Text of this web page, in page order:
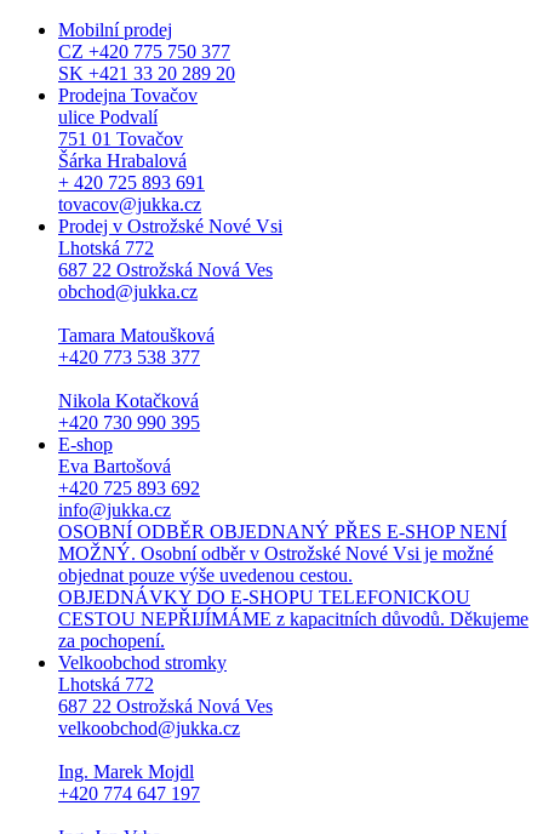
Mobilní prodej
CZ +420 775 750 377
SK +421 33 20 289 20
Prodejna Tovačov
ulice Podvalí
751 01 Tovačov
Šárka Hrabalová
+ 420 725 893 691
tovacov@jukka.cz
Prodej v Ostrožské Nové Vsi
Lhotská 772
687 22 Ostrožská Nová Ves
obchod@jukka.cz
Tamara Matoušková
+420 773 538 377
Nikola Kotačková
+420 730 990 395
E-shop
Eva Bartošová
+420 725 893 692
info@jukka.cz
OSOBNÍ ODBĚR OBJEDNANÝ PŘES E-SHOP NENÍ
MOŽNÝ. Osobní odběr v Ostrožské Nové Vsi je možné
objednat pouze výše uvedenou cestou.
OBJEDNÁVKY DO E-SHOPU TELEFONICKOU
CESTOU NEPŘIJÍMÁME z kapacitních důvodů. Děkujeme
za pochopení.
Velkoobchod stromky
Lhotská 772
687 22 Ostrožská Nová Ves
velkoobchod@jukka.cz
Ing. Marek Mojdl
+420 774 647 197